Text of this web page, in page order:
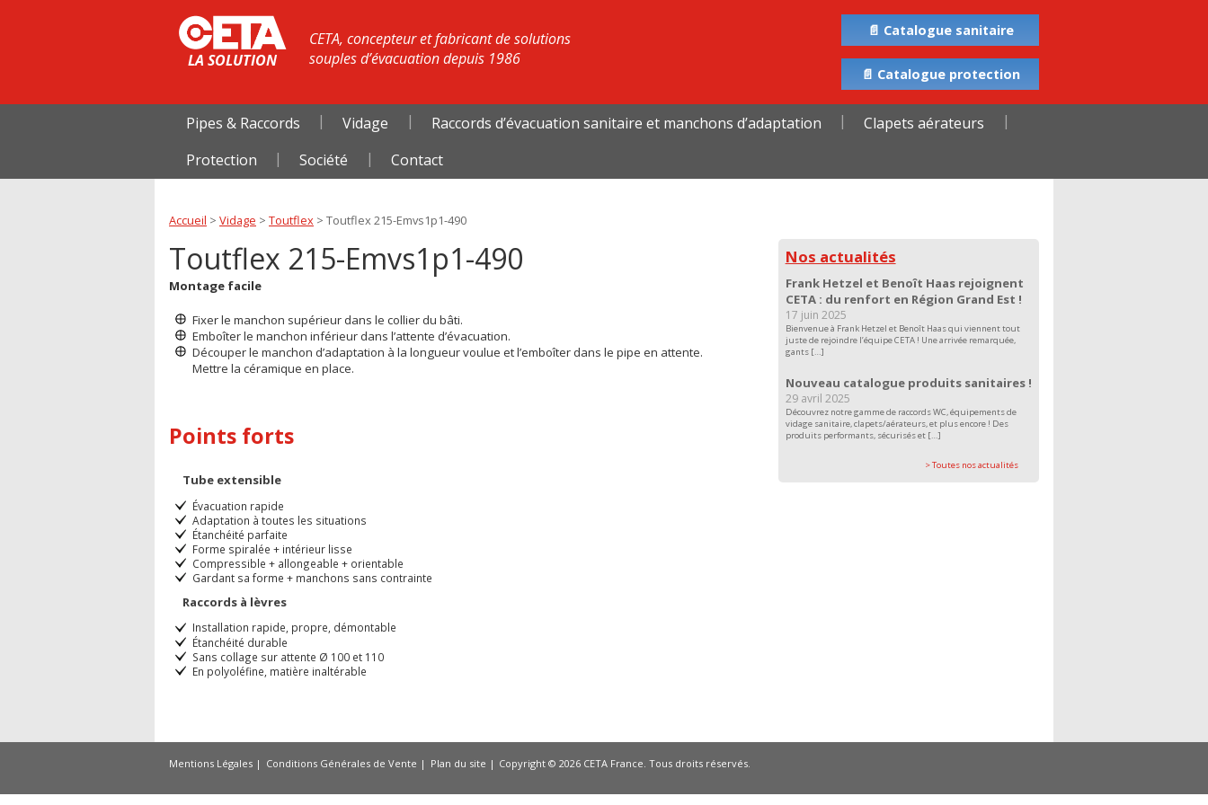
LA SOLUTION
CETA, concepteur et fabricant de solutions
souples d’évacuation depuis 1986
📄 Catalogue sanitaire
📄 Catalogue protection
Pipes & Raccords Vidage Raccords d’évacuation sanitaire et manchons d’adaptation
Clapets aérateurs
Protection
Société Contact
Accueil > Vidage > Toutflex > Toutflex 215-Emvs1p1-490
Toutflex 215-Emvs1p1-490
Montage facile
Fixer le manchon supérieur dans le collier du bâti.
Emboîter le manchon inférieur dans l’attente d’évacuation.
Découper le manchon d’adaptation à la longueur voulue et l’emboîter dans le pipe en attente.
Mettre la céramique en place.
Points forts
Tube extensible
Évacuation rapide
Adaptation à toutes les situations
Étanchéité parfaite
Forme spiralée + intérieur lisse
Compressible + allongeable + orientable
Gardant sa forme + manchons sans contrainte
Raccords à lèvres
Installation rapide, propre, démontable
Étanchéité durable
Sans collage sur attente Ø 100 et 110
En polyoléfine, matière inaltérable
Nos actualités
Frank Hetzel et Benoît Haas rejoignent
CETA : du renfort en Région Grand Est !
17 juin 2025
Bienvenue à Frank Hetzel et Benoît Haas qui viennent tout
juste de rejoindre l’équipe CETA ! Une arrivée remarquée,
gants […]
Nouveau catalogue produits sanitaires !
29 avril 2025
Découvrez notre gamme de raccords WC, équipements de
vidage sanitaire, clapets/aérateurs, et plus encore ! Des
produits performants, sécurisés et […]
> Toutes nos actualités
Mentions Légales Conditions Générales de Vente Plan du site Copyright © 2026 CETA France. Tous droits réservés.